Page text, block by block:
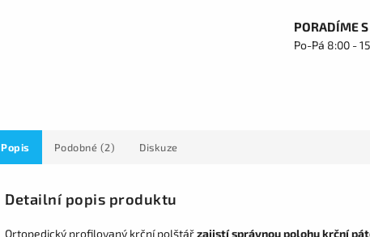
PORADÍME
Po-Pá 8:00 -
Popis Podobné (2) Diskuze
Detailní popis produktu
Ortopedický profilovaný krční polštářzajistí správnou polohu krční